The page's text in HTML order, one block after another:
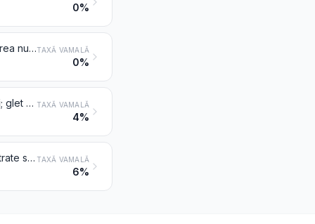
0%
Culori pentru pictură artistică, pentru uz didactic, pictarea firmelor, modificarea nuanțelor, amuzament și culori similare în tuburi, tablete, flacoane, sticle, tăvițe sau în alte forme similare de ambalajTAXĂ VAMALĂ
0%
Chit pentru geamuri, chit pentru îmbinări, cimenturi de rășină și alte masticuri; glet pentru zugrăvit; gleturi nerefractare de tipul celor utilizate în construcții la faţade, pereţi interiori, podele, tavane şi similare TAXĂ VAMALĂ
4%
Cerneluri de imprimat, de scris sau de desen și alte cerneluri, chiar concentrate sau sub forme solide TAXĂ VAMALĂ
6%